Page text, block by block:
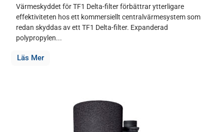
Värmeskyddet för TF1 Delta-filter förbättrar ytterligare
effektiviteten hos ett kommersiellt centralvärmesystem som
redan skyddas av ett TF1 Delta-filter. Expanderad
polypropylen...
Läs Mer